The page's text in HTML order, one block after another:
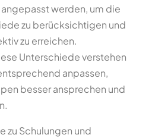
werden, um die
zu berücksichtigen und
zu erreichen.
Unterschiede verstehen
anpassen,
besser ansprechen und
zu Schulungen und